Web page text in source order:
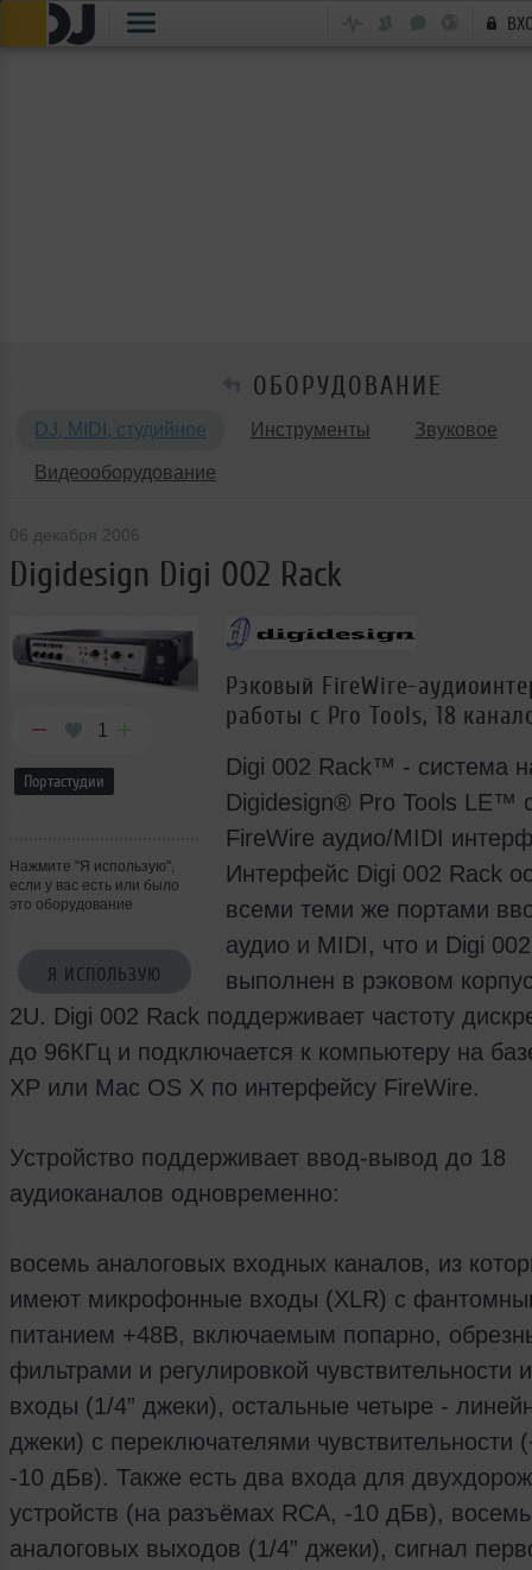
ОБОРУДОВАНИЕ
DJ, MIDI, студийное Инструменты Звуковое
Видеооборудование
06 декабря 2006
Digidesign Digi 002 Rack
1
Портастудии
Нажмите "Я использую",
если у вас есть или было
это оборудование
Я ИСПОЛЬЗУЮ
Рэковый FireWire-
работы с Pro Tools, 18
Digi 002 Rack™ - система
Digidesign® Pro Tools LE™
FireWire аудио/MIDI
Интерфейс Digi 002 Rack
всеми теми же портами
аудио и MIDI, что и Digi
выполнен в рэковом
2U. Digi 002 Rack поддерживает частоту
до 96КГц и подключается к компьютеру на
XP или Mac OS X по интерфейсу FireWire.
Устройство поддерживает ввод-вывод до 18
аудиоканалов одновременно:
восемь аналоговых входных каналов, из
имеют микрофонные входы (XLR) с
питанием +48В, включаемым попарно,
фильтрами и регулировкой чувствительности
входы (1/4” джеки), остальные четыре -
джеки) с переключателями чувствительности
-10 дБв). Также есть два входа для
устройств (на разъёмах RCA, -10 дБв), восемь
аналоговых выходов (1/4” джеки), сигнал